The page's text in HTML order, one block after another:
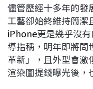
b
o
o
k
a
d
s
I
儘管歷經十多年的發
工藝卻始終維持簡潔
iPhone更是幾乎沒
導指稱，明年即將
革新」，且外型會激
渲染圖提錢曝光後，